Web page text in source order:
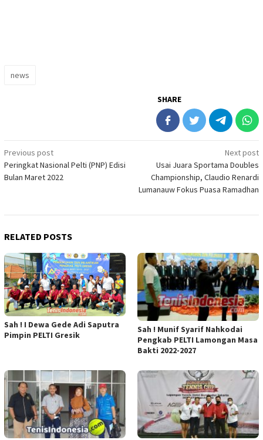
news
SHARE
Post
navigation
Previous post
Peringkat Nasional Pelti (PNP) Edisi
Bulan Maret 2022
Next post
Usai Juara Sportama Doubles
Championship, Claudio Renardi
Lumanauw Fokus Puasa Ramadhan
RELATED POSTS
Sah ! I Dewa Gede Adi Saputra
Pimpin PELTI Gresik
Sah ! Munif Syarif Nahkodai
Pengkab PELTI Lamongan Masa
Bakti 2022-2027